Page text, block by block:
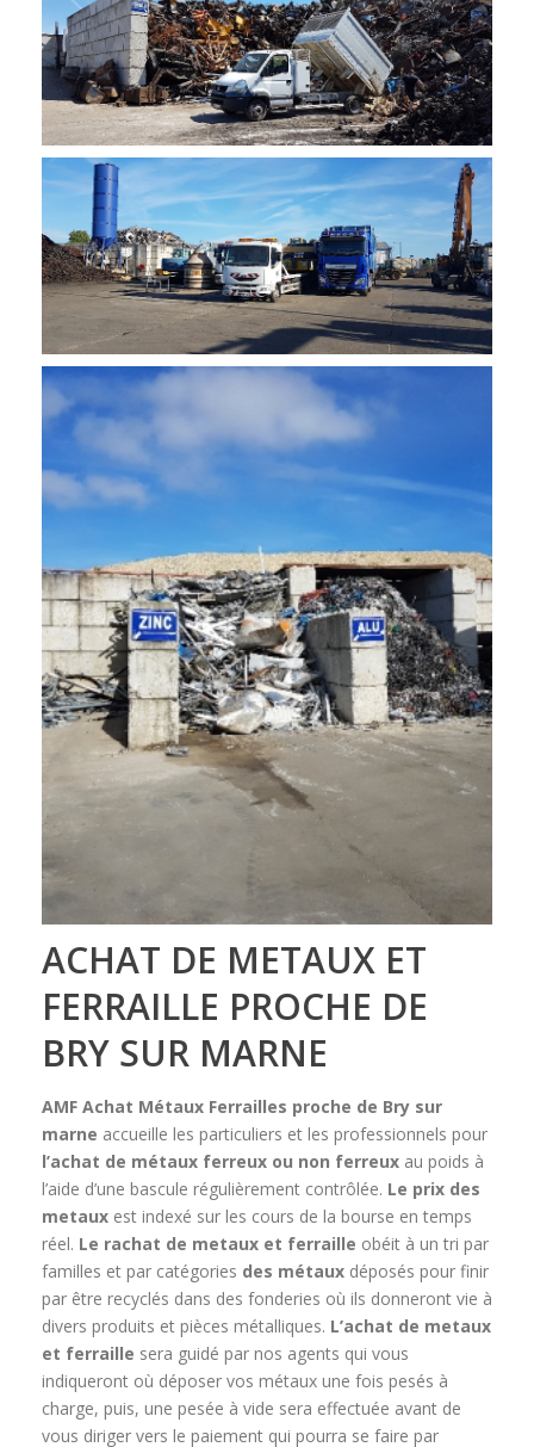
ACHAT DE METAUX ET
FERRAILLE PROCHE DE
BRY SUR MARNE
AMF Achat Métaux Ferrailles proche de Bry sur
marne accueille les particuliers et les professionnels pour
l’achat de métaux ferreux ou non ferreux au poids à
l’aide d’une bascule régulièrement contrôlée. Le prix des
metaux est indexé sur les cours de la bourse en temps
réel. Le rachat de metaux et ferraille obéit à un tri par
familles et par catégories des métaux déposés pour finir
par être recyclés dans des fonderies où ils donneront vie à
divers produits et pièces métalliques. L’achat de metaux
et ferraille sera guidé par nos agents qui vous
indiqueront où déposer vos métaux une fois pesés à
charge, puis, une pesée à vide sera effectuée avant de
vous diriger vers le paiement qui pourra se faire par